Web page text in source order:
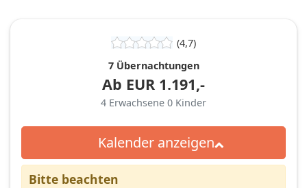
(4,7)
7 Übernachtungen
Ab EUR 1.191,-
4 Erwachsene 0 Kinder
Kalender anzeigen
Bitte beachten